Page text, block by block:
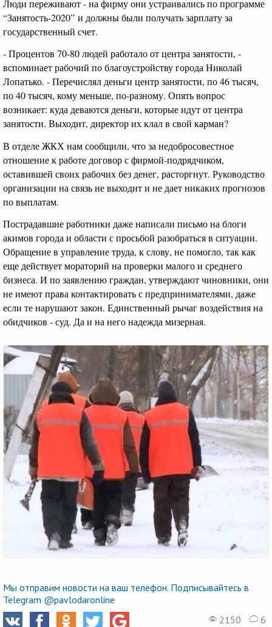
Люди переживают - на фирму они устраивались по программе
“Занятость-2020” и должны были получать зарплату за
государственный счет.
- Процентов 70-80 людей работало от центра занятости, -
вспоминает рабочий по благоустройству города Николай
Лопатько. - Перечислял деньги центр занятости, по 46 тысяч,
по 40 тысяч, кому меньше, по-разному. Опять вопрос
возникает: куда деваются деньги, которые идут от центра
занятости. Выходит, директор их клал в свой карман?
В отделе ЖКХ нам сообщили, что за недобросовестное
отношение к работе договор с фирмой-подрядчиком,
оставившей своих рабочих без денег, расторгнут. Руководство
организации на связь не выходит и не дает никаких прогнозов
по выплатам.
Пострадавшие работники даже написали письмо на блоги
акимов города и области с просьбой разобраться в ситуации.
Обращение в управление труда, к слову, не помогло, так как
еще действует мораторий на проверки малого и среднего
бизнеса. И по заявлению граждан, утверждают чиновники, они
не имеют права контактировать с предпринимателями, даже
если те нарушают закон. Единственный рычаг воздействия на
обидчиков - суд. Да и на него надежда мизерная.
Мы отправим новости на ваш телефон. Подписывайтесь в
Telegram @pavlodaronline
2150
6